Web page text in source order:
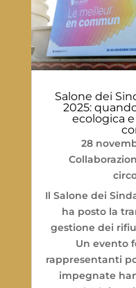
Salone dei
2025:
ecologica
28
Il Salone dei
ha posto la
gestione dei
Un evento
rappresentanti
impegnate